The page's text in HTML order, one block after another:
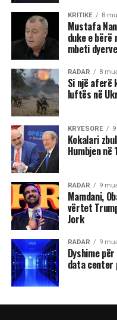
KRITIKE 8
Mustafa
duke e bërë
mbeti
RADAR 8
Si një aferë
luftës në
KRYESORE
Kokalari
Humbjen
RADAR 9
Mamdani,
vërtet
Jork
RADAR 9
Dyshime
data